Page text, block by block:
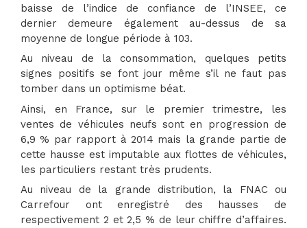
baisse de l’indice de confiance de l’INSEE, ce
dernier demeure également au-dessus de sa
moyenne de longue période à 103.
Au niveau de la consommation, quelques petits
signes positifs se font jour même s’il ne faut pas
tomber dans un optimisme béat.
Ainsi, en France, sur le premier trimestre, les
ventes de véhicules neufs sont en progression de
6,9 % par rapport à 2014 mais la grande partie de
cette hausse est imputable aux flottes de véhicules,
les particuliers restant très prudents.
Au niveau de la grande distribution, la FNAC ou
Carrefour ont enregistré des hausses de
respectivement 2 et 2,5 % de leur chiffre d’affaires.